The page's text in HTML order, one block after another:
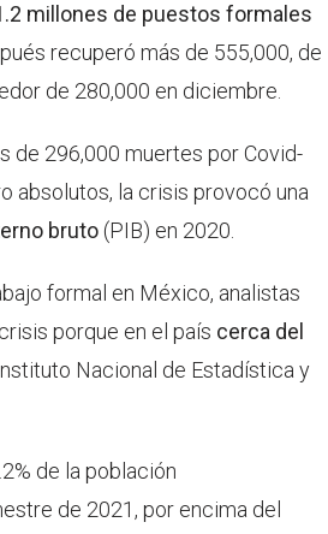
millones de puestos formales
recuperó más de 555,000, de
de 280,000 en diciembre.
de 296,000 muertes por Covid-
absolutos, la crisis provocó una
bruto (PIB) en 2020.
formal en México, analistas
porque en el país cerca del
Nacional de Estadística y
de la población
de 2021, por encima del